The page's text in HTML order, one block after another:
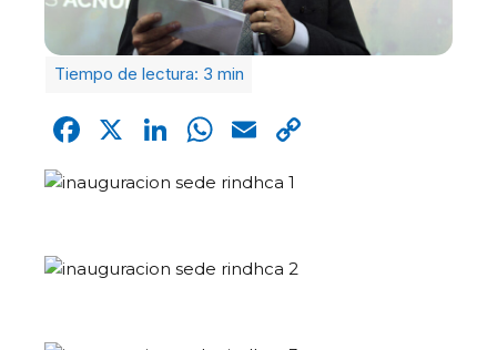
Facebook
X LinkedIn
WhatsApp
Email